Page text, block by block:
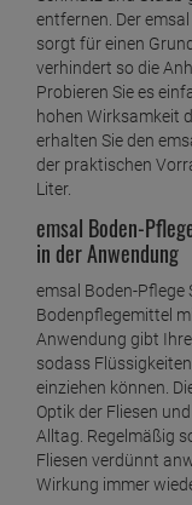
entfernen. Der
sorgt für einen
verhindert so die
Probieren Sie es
hohen Wirksamkeit
erhalten Sie den
der praktischen
Liter.
emsal Boden-
in der Anwendung
emsal Boden-Pflege
Bodenpflegemittel
Anwendung gibt
sodass
einziehen können.
Optik der Fliesen
Alltag. Regelmäßig
Fliesen verdünnt
Wirkung immer